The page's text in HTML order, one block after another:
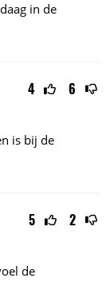
in de
4 6
is bij de
5 2
de